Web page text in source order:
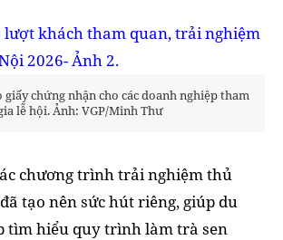
chứng nhận cho các doanh nghiệp tham
lễ hội. Ảnh: VGP/Minh Thư
chương trình trải nghiệm thủ
tạo nên sức hút riêng, giúp du
tìm hiểu quy trình làm trà sen